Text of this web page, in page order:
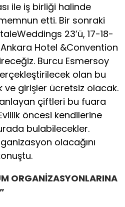
ile iş birliği halinde
etti. Bir sonraki
23’ü, 17-18-
Hotel &Convention
Burcu Esmersoy
olan bu
ve girişler ücretsiz olacak.
çiftleri bu fuara
öncesi kendilerine
bulabilecekler.
olacağını
ORGANİZASYONLARINA